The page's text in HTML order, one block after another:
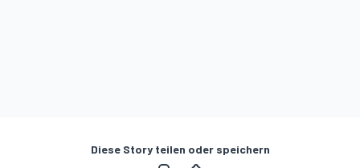
Diese Story teilen oder speichern